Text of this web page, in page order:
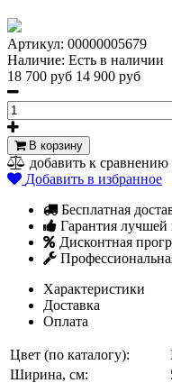
Артикул: 00000005679
Наличие: Есть в наличии
18 700 руб 14 900 руб
В корзину
добавить к сравнению
Добавить в избранное
Бесплатная
Гарантия
Дисконтная
Характеристики
Доставка
Оплата
Цвет (по каталогу):
Ширина, см: